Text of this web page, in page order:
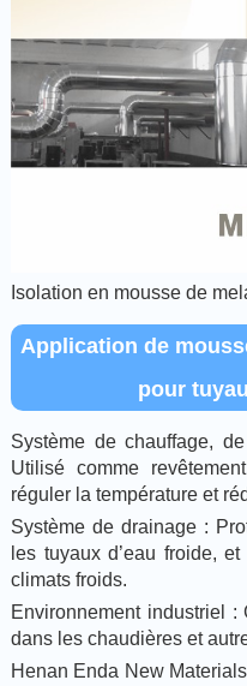
Isolation en mousse de
Application de
pour
Système de chauffage,
Utilisé comme
réguler la température et
Système de drainage :
les tuyaux d’eau froide,
climats froids.
Environnement industriel
dans les chaudières et
Henan Enda New